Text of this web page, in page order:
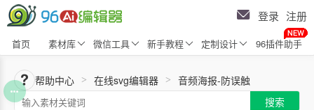
首页 素材库 微信工具 新手教程 定制设计 96插件助手
登录 注册
帮助中心 > 在线svg编辑器 >
音频海报-防误触
搜索